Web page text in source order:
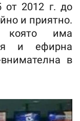
от 2012 г. до
и приятно.
която има
и ефирна
в